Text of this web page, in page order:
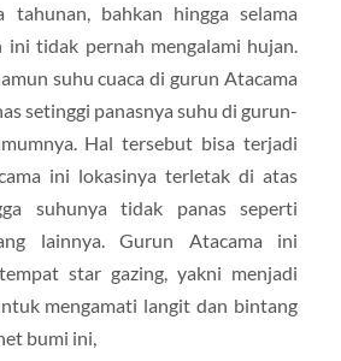
tahunan, bahkan hingga selama
tidak pernah mengalami hujan.
suhu cuaca di gurun Atacama
setinggi panasnya suhu di gurun-
Hal tersebut bisa terjadi
ini lokasinya terletak di atas
suhunya tidak panas seperti
lainnya. Gurun Atacama ini
star gazing, yakni menjadi
mengamati langit dan bintang
bumi ini,